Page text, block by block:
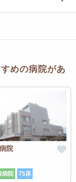
めの病院があ
院
病院 75床